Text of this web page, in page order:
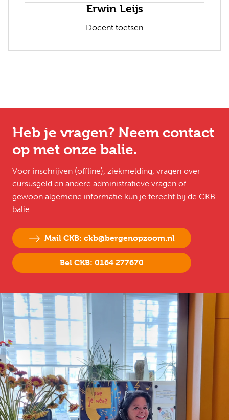
Erwin Leijs
Docent toetsen
Heb je vragen? Neem contact
op met onze balie.
Voor inschrijven (offline), ziekmelding, vragen over
cursusgeld en andere administratieve vragen of
gewoon algemene informatie kun je terecht bij de CKB
balie.
Mail CKB: ckb@bergenopzoom.nl
Bel CKB: 0164 277670